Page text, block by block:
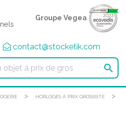
Groupe Vegea
contact@stocketik.com

> HORLOGES À PRIX GROSSISTE >